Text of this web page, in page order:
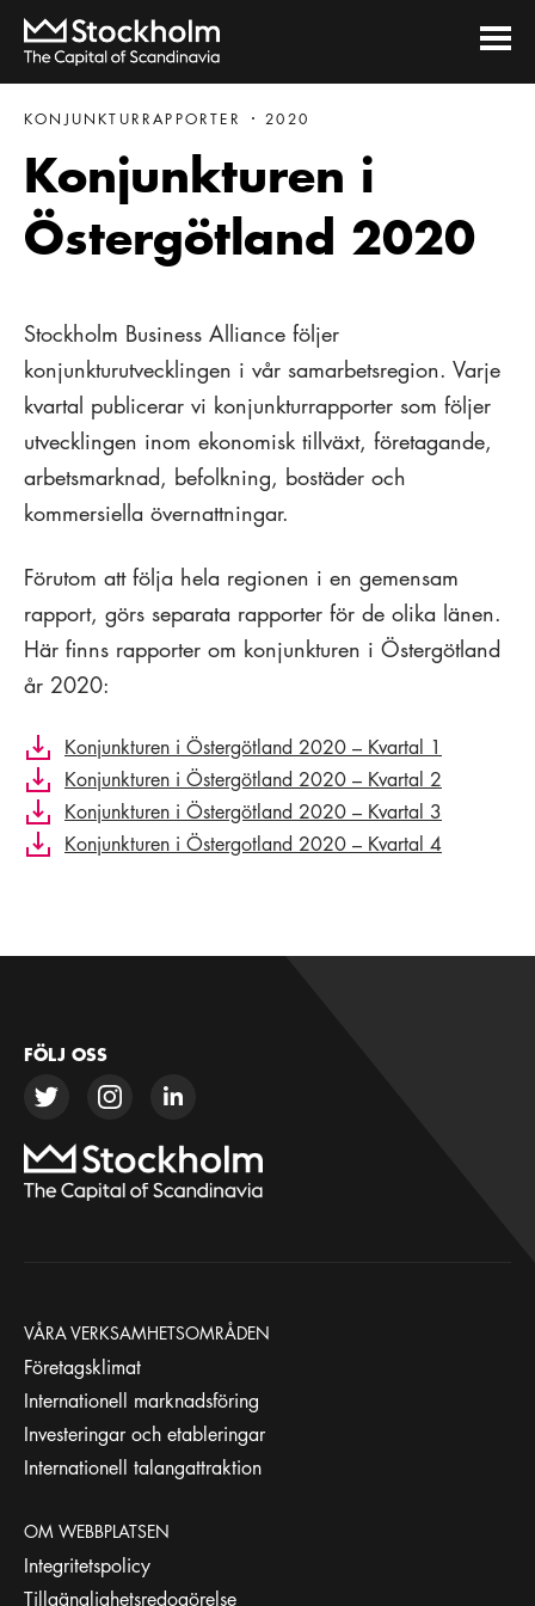
KONJUNKTURRAPPORTER 2020
Konjunkturen i
Östergötland 2020
Stockholm Business Alliance följer
konjunkturutvecklingen i vår samarbetsregion. Varje
kvartal publicerar vi konjunkturrapporter som följer
utvecklingen inom ekonomisk tillväxt, företagande,
arbetsmarknad, befolkning, bostäder och
kommersiella övernattningar.
Förutom att följa hela regionen i en gemensam
rapport, görs separata rapporter för de olika länen.
Här finns rapporter om konjunkturen i Östergötland
år 2020:
Konjunkturen i Östergötland 2020 – Kvartal 1
Konjunkturen i Östergötland 2020 – Kvartal 2
Konjunkturen i Östergötland 2020 – Kvartal 3
Konjunkturen i Östergotland 2020 – Kvartal 4
FÖLJ OSS
VÅRA VERKSAMHETSOMRÅDEN
Företagsklimat
Internationell marknadsföring
Investeringar och etableringar
Internationell talangattraktion
OM WEBBPLATSEN
Integritetspolicy
Tillgänglighetsredogörelse